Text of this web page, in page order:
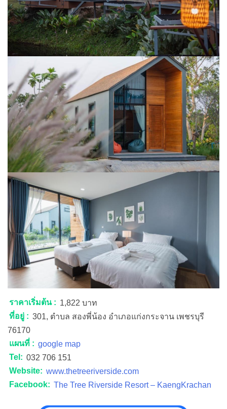
ราคาเริ่มต้น : 1,822 บาท
ที่อยู่ : 301, ตำบล สองพี่น้อง อำเภอแก่งกระจาน เพชรบุรี
76170
แผนที่ : google map
Tel: 032 706 151
Website: www.thetreeriverside.com
Facebook: The Tree Riverside Resort – KaengKrachan